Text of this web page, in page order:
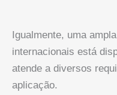
Igualmente, uma
internacionais está
atende a diversos
aplicação.